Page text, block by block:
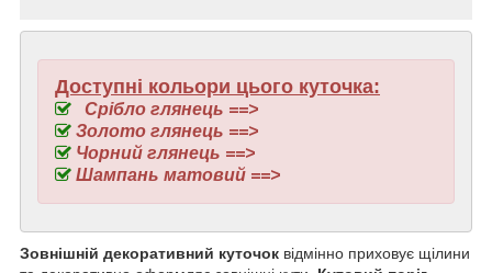
Доступні кольори цього куточка:
Срібло глянець ==>
Золото глянець ==>
Чорний глянець ==>
Шампань матовий ==>
Зовнішній декоративний куточок відмінно приховує щілини